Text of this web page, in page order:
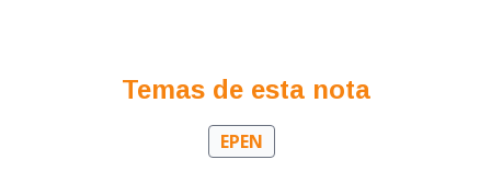
Temas de esta nota
EPEN